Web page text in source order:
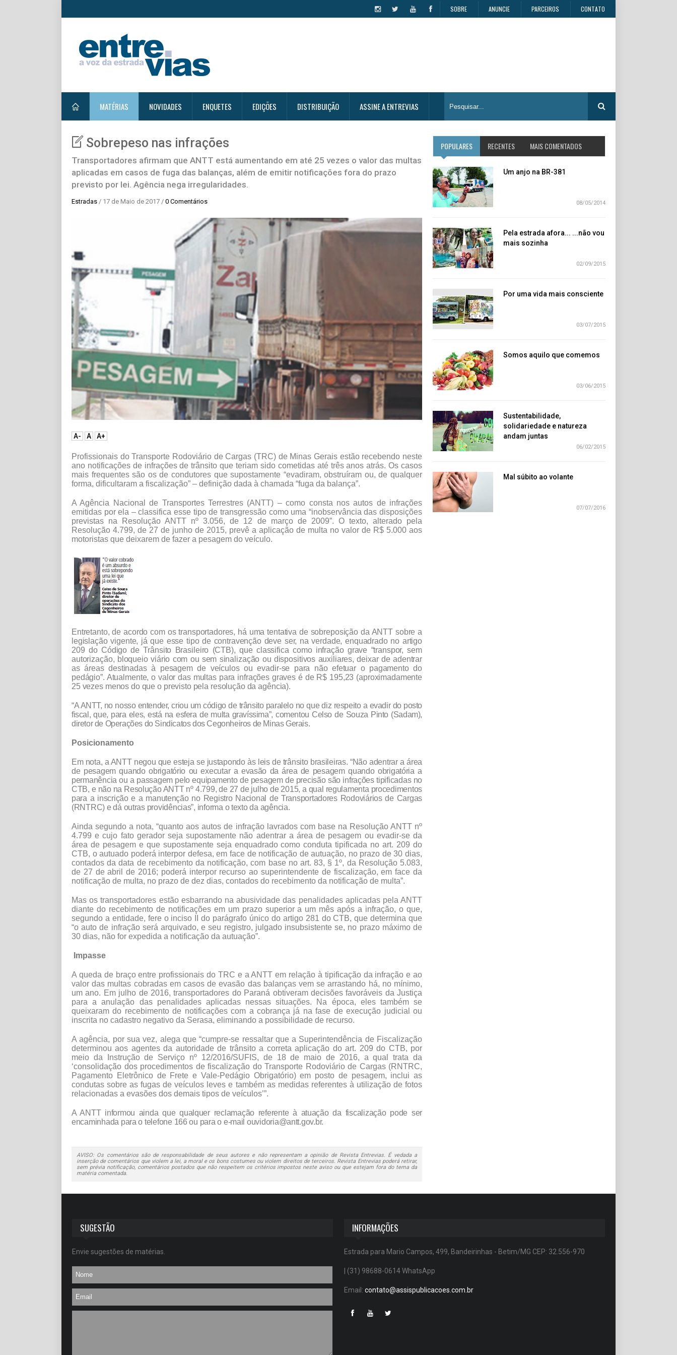
SOBRE ANUNCIE PARCEIROS CONTATO
MATÉRIAS NOVIDADES ENQUETES EDIÇÕES DISTRIBUIÇÃO ASSINE A ENTREVIAS
Sobrepeso nas infrações
Transportadores afirmam que ANTT está aumentando em até 25 vezes o valor das multas
aplicadas em casos de fuga das balanças, além de emitir notificações fora do prazo
previsto por lei. Agência nega irregularidades.
Estradas / 17 de Maio de 2017 / 0 Comentários
A- A A+
Profissionais do Transporte Rodoviário de Cargas (TRC) de Minas Gerais estão recebendo neste
ano notificações de infrações de trânsito que teriam sido cometidas até três anos atrás. Os casos
mais frequentes são os de condutores que supostamente “evadiram, obstruíram ou, de qualquer
forma, dificultaram a fiscalização” – definição dada à chamada “fuga da balança”.
A Agência Nacional de Transportes Terrestres (ANTT) – como consta nos autos de infrações
emitidas por ela – classifica esse tipo de transgressão como uma “inobservância das disposições
previstas na Resolução ANTT nº 3.056, de 12 de março de 2009”. O texto, alterado pela
Resolução 4.799, de 27 de junho de 2015, prevê a aplicação de multa no valor de R$ 5.000 aos
motoristas que deixarem de fazer a pesagem do veículo.
Entretanto, de acordo com os transportadores, há uma tentativa de sobreposição da ANTT sobre a
legislação vigente, já que esse tipo de contravenção deve ser, na verdade, enquadrado no artigo
209 do Código de Trânsito Brasileiro (CTB), que classifica como infração grave “transpor, sem
autorização, bloqueio viário com ou sem sinalização ou dispositivos auxiliares, deixar de adentrar
as áreas destinadas à pesagem de veículos ou evadir-se para não efetuar o pagamento do
pedágio”. Atualmente, o valor das multas para infrações graves é de R$ 195,23 (aproximadamente
25 vezes menos do que o previsto pela resolução da agência).
“A ANTT, no nosso entender, criou um código de trânsito paralelo no que diz respeito a evadir do posto
fiscal, que, para eles, está na esfera de multa gravíssima”, comentou Celso de Souza Pinto (Sadam),
diretor de Operações do Sindicatos dos Cegonheiros de Minas Gerais.
Posicionamento
Em nota, a ANTT negou que esteja se justapondo às leis de trânsito brasileiras. “Não adentrar a área
de pesagem quando obrigatório ou executar a evasão da área de pesagem quando obrigatória a
permanência ou a passagem pelo equipamento de pesagem de precisão são infrações tipificadas no
CTB, e não na Resolução ANTT nº 4.799, de 27 de julho de 2015, a qual regulamenta procedimentos
para a inscrição e a manutenção no Registro Nacional de Transportadores Rodoviários de Cargas
(RNTRC) e dá outras providências”, informa o texto da agência.
Ainda segundo a nota, “quanto aos autos de infração lavrados com base na Resolução ANTT nº
4.799 e cujo fato gerador seja supostamente não adentrar a área de pesagem ou evadir-se da
área de pesagem e que supostamente seja enquadrado como conduta tipificada no art. 209 do
CTB, o autuado poderá interpor defesa, em face de notificação de autuação, no prazo de 30 dias,
contados da data de recebimento da notificação, com base no art. 83, § 1º, da Resolução 5.083,
de 27 de abril de 2016; poderá interpor recurso ao superintendente de fiscalização, em face da
notificação de multa, no prazo de dez dias, contados do recebimento da notificação de multa”.
Mas os transportadores estão esbarrando na abusividade das penalidades aplicadas pela ANTT
diante do recebimento de notificações em um prazo superior a um mês após a infração, o que,
segundo a entidade, fere o inciso II do parágrafo único do artigo 281 do CTB, que determina que
“o auto de infração será arquivado, e seu registro, julgado insubsistente se, no prazo máximo de
30 dias, não for expedida a notificação da autuação”.
Impasse
A queda de braço entre profissionais do TRC e a ANTT em relação à tipificação da infração e ao
valor das multas cobradas em casos de evasão das balanças vem se arrastando há, no mínimo,
um ano. Em julho de 2016, transportadores do Paraná obtiveram decisões favoráveis da Justiça
para a anulação das penalidades aplicadas nessas situações. Na época, eles também se
queixaram do recebimento de notificações com a cobrança já na fase de execução judicial ou
inscrita no cadastro negativo da Serasa, eliminando a possibilidade de recurso.
A agência, por sua vez, alega que “cumpre-se ressaltar que a Superintendência de Fiscalização
determinou aos agentes da autoridade de trânsito a correta aplicação do art. 209 do CTB, por
meio da Instrução de Serviço nº 12/2016/SUFIS, de 18 de maio de 2016, a qual trata da
‘consolidação dos procedimentos de fiscalização do Transporte Rodoviário de Cargas (RNTRC,
Pagamento Eletrônico de Frete e Vale-Pedágio Obrigatório) em posto de pesagem, inclui as
condutas sobre as fugas de veículos leves e também as medidas referentes à utilização de fotos
relacionadas a evasões dos demais tipos de veículos’”.
A ANTT informou ainda que qualquer reclamação referente à atuação da fiscalização pode ser
encaminhada para o telefone 166 ou para o e-mail ouvidoria@antt.gov.br.
AVISO: Os comentários são de responsabilidade de seus autores e não representam a opinião de Revista Entrevias. É vedada a
inserção de comentários que violem a lei, a moral e os bons costumes ou violem direitos de terceiros. Revista Entrevias poderá retirar,
sem prévia notificação, comentários postados que não respeitem os critérios impostos neste aviso ou que estejam fora do tema da
matéria comentada.
POPULARES RECENTES MAIS COMENTADOS
Um anjo na BR-381
08/05/2014
Pela estrada afora... ...não vou
mais sozinha
02/09/2015
Por uma vida mais consciente
03/07/2015
Somos aquilo que comemos
03/06/2015
Sustentabilidade,
solidariedade e natureza
andam juntas
06/02/2015
Mal súbito ao volante
07/07/2016
SUGESTÃO
Envie sugestões de matérias.
INFORMAÇÕES
Estrada para Mario Campos, 499, Bandeirinhas - Betim/MG CEP: 32.556-970
| (31) 98688-0614 WhatsApp
Email: contato@assispublicacoes.com.br